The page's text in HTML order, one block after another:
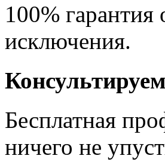
100% гарантия
исключения.
Бесплатная
ничего не